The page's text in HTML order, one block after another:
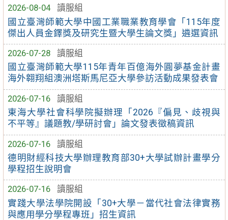
2026-08-04
讀服組
國立臺灣師範大學中國工業職業教育學會「115年度
傑出人員金鐸獎及研究生暨大學生論文獎」遴選資訊
2026-07-28
讀服組
國立臺灣師範大學115年青年百億海外圓夢基金計畫
海外翱翔組澳洲塔斯馬尼亞大學參訪活動成果發表會
2026-07-16
讀服組
東海大學社會科學院擬辦理「2026『偏見、歧視與
不平等』議題教/學研討會」論文發表徵稿資訊
2026-07-16
讀服組
德明財經科技大學辦理教育部30+大學試辦計畫學分
學程招生說明會
2026-07-16
讀服組
實踐大學法學院開設「30+大學－當代社會法律實務
與應用學分學程專班」招生資訊